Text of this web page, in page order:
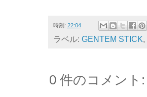
時刻: 22:04
ラベル: GENTEM STICK,
0 件のコメント: